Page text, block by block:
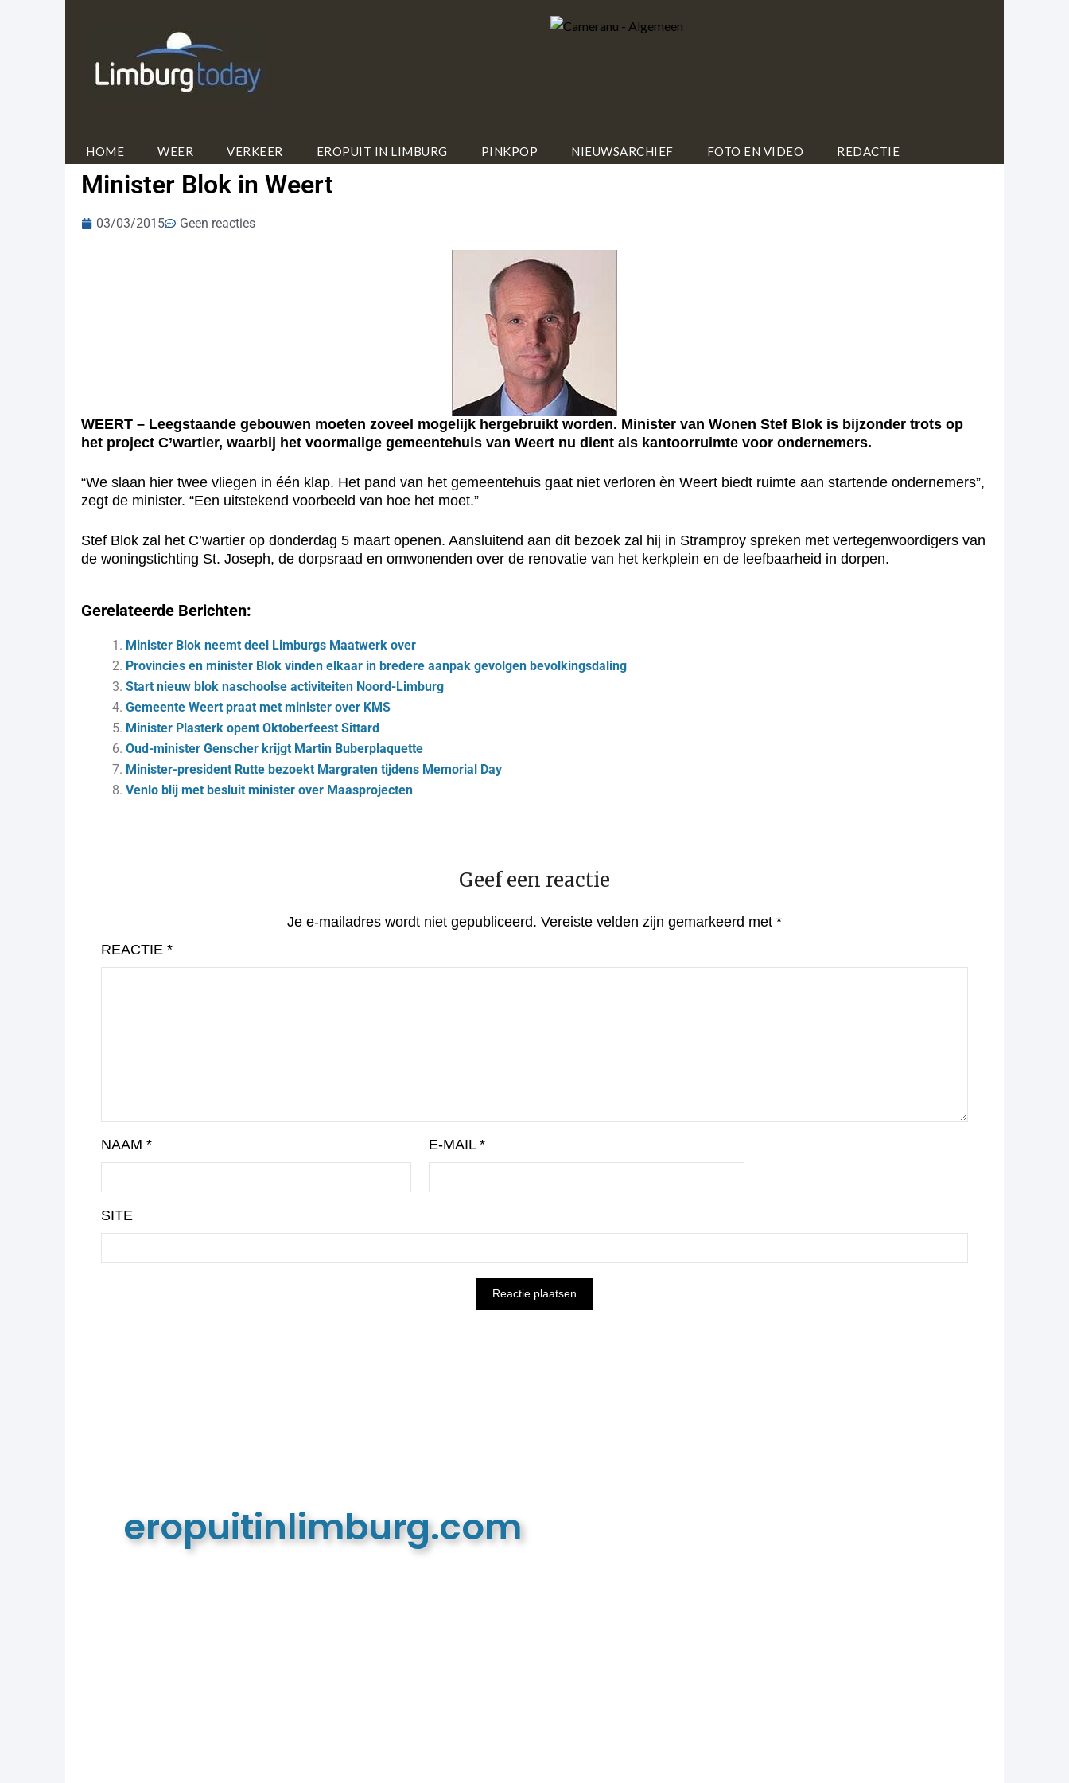
HOME WEER VERKEER EROPUIT IN LIMBURG PINKPOP NIEUWSARCHIEF FOTO EN VIDEO REDACTIE
Minister Blok in Weert
03/03/2015 Geen reacties
WEERT – Leegstaande gebouwen moeten zoveel mogelijk hergebruikt worden. Minister van Wonen Stef Blok is bijzonder trots op
het project C’wartier, waarbij het voormalige gemeentehuis van Weert nu dient als kantoorruimte voor ondernemers.
“We slaan hier twee vliegen in één klap. Het pand van het gemeentehuis gaat niet verloren èn Weert biedt ruimte aan startende ondernemers”,
zegt de minister. “Een uitstekend voorbeeld van hoe het moet.”
Stef Blok zal het C’wartier op donderdag 5 maart openen. Aansluitend aan dit bezoek zal hij in Stramproy spreken met vertegenwoordigers van
de woningstichting St. Joseph, de dorpsraad en omwonenden over de renovatie van het kerkplein en de leefbaarheid in dorpen.
Gerelateerde Berichten:
Minister Blok neemt deel Limburgs Maatwerk over
Provincies en minister Blok vinden elkaar in bredere aanpak gevolgen bevolkingsdaling
Start nieuw blok naschoolse activiteiten Noord-Limburg
Gemeente Weert praat met minister over KMS
Minister Plasterk opent Oktoberfeest Sittard
Oud-minister Genscher krijgt Martin Buberplaquette
Minister-president Rutte bezoekt Margraten tijdens Memorial Day
Venlo blij met besluit minister over Maasprojecten
Geef een reactie
Je e-mailadres wordt niet gepubliceerd. Vereiste velden zijn gemarkeerd met *
REACTIE *
NAAM * E-MAIL *
SITE
eropuitinlimburg.com